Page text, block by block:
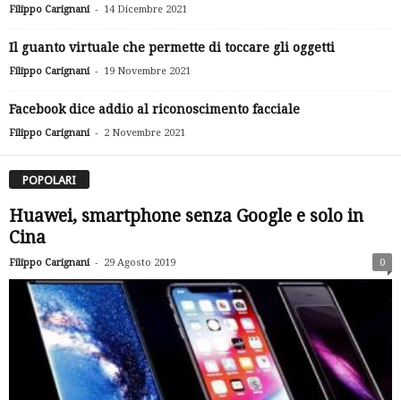
Filippo Carignani - 14 Dicembre 2021
Il guanto virtuale che permette di toccare gli oggetti
Filippo Carignani - 19 Novembre 2021
Facebook dice addio al riconoscimento facciale
Filippo Carignani - 2 Novembre 2021
POPOLARI
Huawei, smartphone senza Google e solo in
Cina
Filippo Carignani - 29 Agosto 2019 0